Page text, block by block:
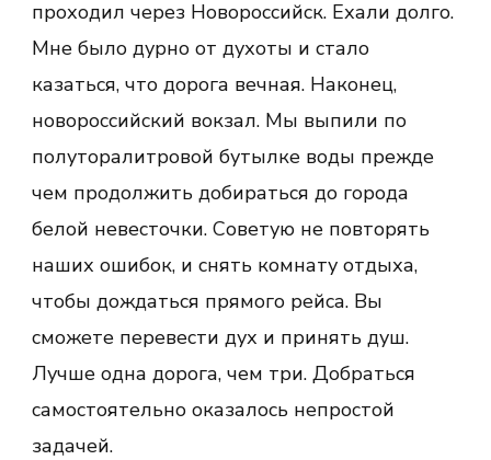
проходил через Новороссийск. Ехали долго.
Мне было дурно от духоты и стало
казаться, что дорога вечная. Наконец,
новороссийский вокзал. Мы выпили по
полуторалитровой бутылке воды прежде
чем продолжить добираться до города
белой невесточки. Советую не повторять
наших ошибок, и снять комнату отдыха,
чтобы дождаться прямого рейса. Вы
сможете перевести дух и принять душ.
Лучше одна дорога, чем три. Добраться
самостоятельно оказалось непростой
задачей.